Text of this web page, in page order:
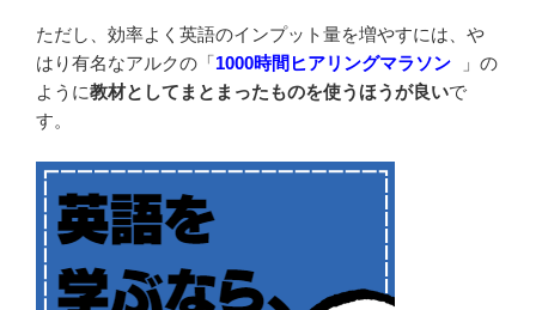
ただし、効率よく英語のインプット量を増やすには、や
はり有名なアルクの「1000時間ヒアリングマラソン
」の
ように教材としてまとまったものを使うほうが良いで
す。